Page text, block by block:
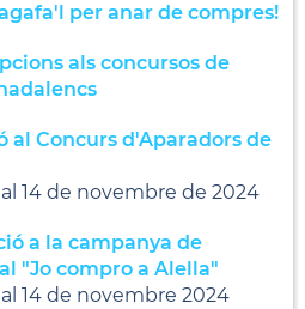
per anar de compres!
als concursos de
al Concurs d'Aparadors de
14 de novembre de 2024
a la campanya de
"Jo compro a Alella"
14 de novembre 2024